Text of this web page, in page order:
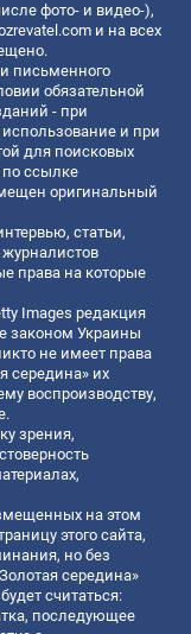
фото- и видео-),
и на всех
письменного
обязательной
- при
и при
для поисковых
по ссылке
оригинальный
статьи,
права на которые
Images редакция
законом Украины
не имеет права
середина» их
воспроизводству,
зрения,
на этом
этого сайта,
но без
середина»
считаться:
последующее